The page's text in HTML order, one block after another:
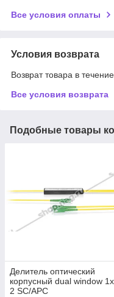
Все условия оплаты
Условия возврата
Возврат товара в
Все условия возврата
Подобные товары
Делитель оптический
корпусный dual window 1х
2 SC/APC